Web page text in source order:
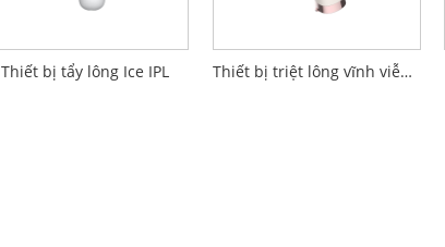
Thiết bị tẩy lông Ice IPL Thiết bị triệt lông vĩnh viễn liên tục